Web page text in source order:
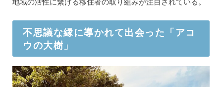
不思議な縁に導かれて出会った「アコ
ウの大樹」